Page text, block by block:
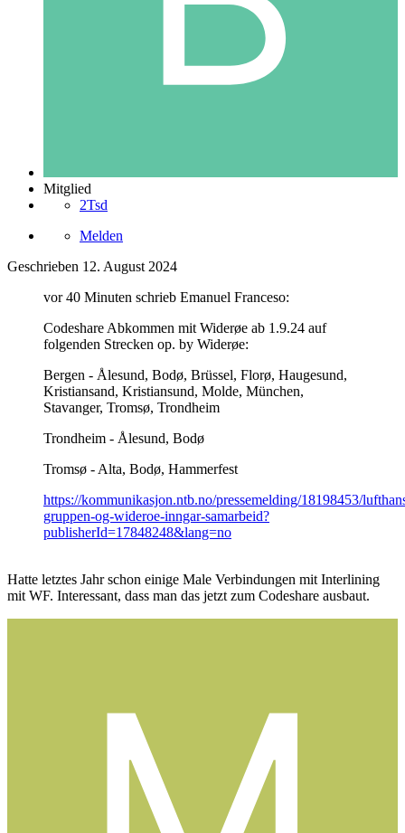
Mitglied
2Tsd
Melden
Geschrieben 12. August 2024
vor 40 Minuten schrieb Emanuel Franceso:
Codeshare Abkommen mit Widerøe ab 1.9.24 auf
folgenden Strecken op. by Widerøe:
Bergen - Ålesund, Bodø, Brüssel, Florø, Haugesund,
Kristiansand, Kristiansund, Molde, München,
Stavanger, Tromsø, Trondheim
Trondheim - Ålesund, Bodø
Tromsø - Alta, Bodø, Hammerfest
https://kommunikasjon.ntb.no/pressemelding/18198453/
gruppen-og-wideroe-inngar-samarbeid?
publisherId=17848248&lang=no
Hatte letztes Jahr schon einige Male Verbindungen mit Interlining
mit WF. Interessant, dass man das jetzt zum Codeshare ausbaut.